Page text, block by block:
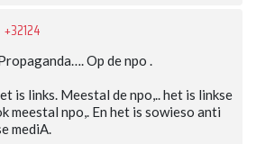
+32124
Op de npo .
is links. Meestal de npo,.. het is linkse
meestal npo,. En het is sowieso anti
mediA.